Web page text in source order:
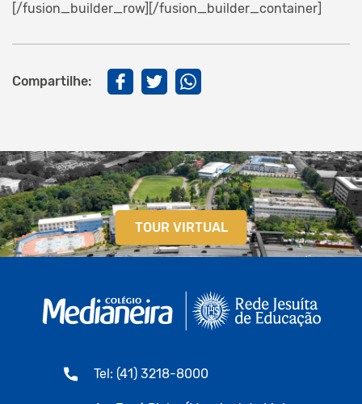
[/fusion_builder_row][/fusion_builder_container]
Compartilhe:
TOUR VIRTUAL
Tel: (41) 3218-8000